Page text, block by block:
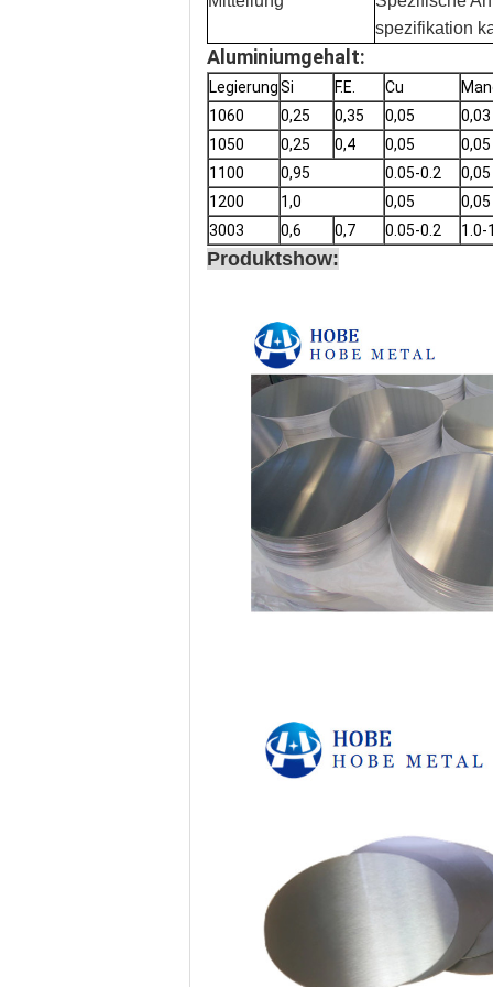
spezifikation
Aluminiumgehalt:
LegierungSi F.E. Cu
1060
0,25 0,35 0,05
0,03
1050
0,25 0,4 0,05
0,05
1100
0,95 0.05-0.2
0,05
1200
1,0 0,05
0,05
3003
0,6 0,7 0.05-0.2 1.0-
Produktshow: